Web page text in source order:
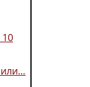
или…